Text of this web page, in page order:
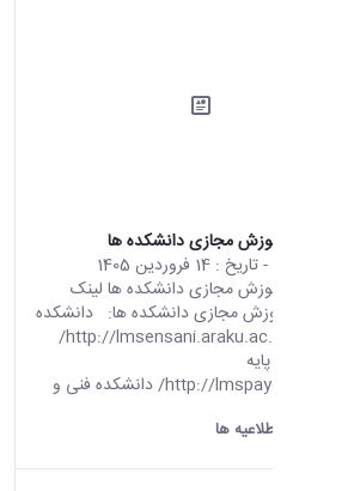
لینک سامانه آموزش مجازی دانشکده ها
- تاریخ : 14 فروردین 1405
لینک سامانه آموزش مجازی دانشکده ها لینک
سامانه های آموزش مجازی دانشکده ها: دانشکده
علوم انسانی http://lmsensani.araku.ac.ir/
دانشکده علوم پایه
http://lmspaye.araku.ac.ir/ دانشکده فنی و
اطلاعیه ها